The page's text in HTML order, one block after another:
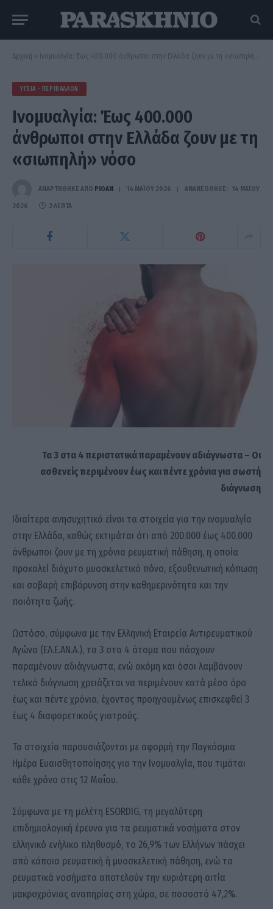
Αρχική » Ινομυαλγία: Έως 400.000 άνθρωποι στην Ελλάδα ζουν με τη «σιωπηλή» νόσο
ΥΓΕΊΑ - ΠΕΡΙΒΆΛΛΟΝ
Ινομυαλγία: Έως 400.000
άνθρωποι στην Ελλάδα ζουν με τη
«σιωπηλή» νόσο
ΑΝΑΡΤΗΘΗΚΕ ΑΠΟ PIOAN 14 ΜΑΪ́ΟΥ 2026 ΑΝΑΝΕΏΘΗΚΕ: 14 ΜΑΪ́ΟΥ
2026 2 ΛΕΠΤΆ
Τα 3 στα 4 περιστατικά παραμένουν αδιάγνωστα – Οι
ασθενείς περιμένουν έως και πέντε χρόνια για σωστή
διάγνωση
Ιδιαίτερα ανησυχητικά είναι τα στοιχεία για την ινομυαλγία
στην Ελλάδα, καθώς εκτιμάται ότι από 200.000 έως 400.000
άνθρωποι ζουν με τη χρόνια ρευματική πάθηση, η οποία
προκαλεί διάχυτο μυοσκελετικό πόνο, εξουθενωτική κόπωση
και σοβαρή επιβάρυνση στην καθημερινότητα και την
ποιότητα ζωής.
Ωστόσο, σύμφωνα με την Ελληνική Εταιρεία Αντιρευματικού
Αγώνα (ΕΛ.Ε.ΑΝ.Α.), τα 3 στα 4 άτομα που πάσχουν
παραμένουν αδιάγνωστα, ενώ ακόμη και όσοι λαμβάνουν
τελικά διάγνωση χρειάζεται να περιμένουν κατά μέσο όρο
έως και πέντε χρόνια, έχοντας προηγουμένως επισκεφθεί 3
έως 4 διαφορετικούς γιατρούς.
Τα στοιχεία παρουσιάζονται με αφορμή την Παγκόσμια
Ημέρα Ευαισθητοποίησης για την Ινομυαλγία, που τιμάται
κάθε χρόνο στις 12 Μαΐου.
Σύμφωνα με τη μελέτη ESORDIG, τη μεγαλύτερη
επιδημιολογική έρευνα για τα ρευματικά νοσήματα στον
ελληνικό ενήλικο πληθυσμό, το 26,9% των Ελλήνων πάσχει
από κάποια ρευματική ή μυοσκελετική πάθηση, ενώ τα
ρευματικά νοσήματα αποτελούν την κυριότερη αιτία
μακροχρόνιας αναπηρίας στη χώρα, σε ποσοστό 47,2%.